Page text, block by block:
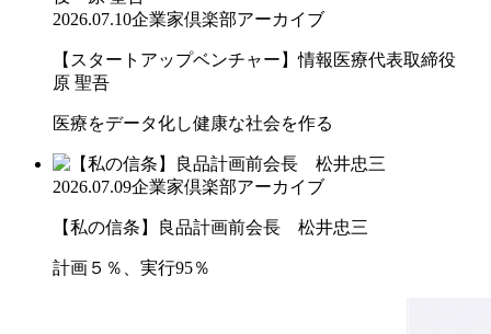
2026.07.10企業家倶楽部アーカイブ
【スタートアップベンチャー】情報医療代表取締役
原 聖吾
医療をデータ化し健康な社会を作る
2026.07.09企業家倶楽部アーカイブ
【私の信条】良品計画前会長 松井忠三
計画５％、実行95％